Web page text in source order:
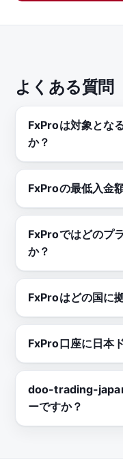
よくある質問
FxProは対象とな
か？
FxProの最低入金
FxProではどのプ
か？
FxProはどの国に
FxPro口座に日本
doo-trading-
ーですか？